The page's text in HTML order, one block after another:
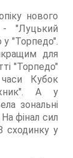
нового
"Луцький
у "Торпедо".
для
"Торпедо"
Кубок
А у
зональні
фінал сил
сходинку у